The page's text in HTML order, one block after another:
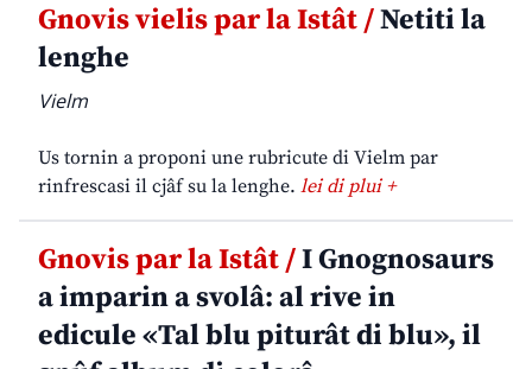
Gnovis vielis par la Istât /Netiti la
lenghe
Vielm
Us tornin a proponi une rubricute di Vielm par
rinfrescasi il cjâf su la lenghe. lei di plui +
Gnovis par la Istât /I Gnognosaurs
a imparin a svolâ: al rive in
edicule «Tal blu piturât di blu», il